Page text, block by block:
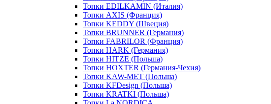
Топки EDILKAMIN (Италия)
Топки AXIS (Франция)
Топки KEDDY (Швеция)
Топки BRUNNER (Германия)
Топки FABRILOR (Франция)
Топки HARK (Германия)
Топки HITZE (Польша)
Топки HOXTER (Германия-Чехия)
Топки KAW-MET (Польша)
Топки KFDesign (Польша)
Топки KRATKI (Польша)